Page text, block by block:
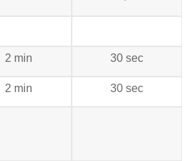
2 min 30 sec
2 min 30 sec